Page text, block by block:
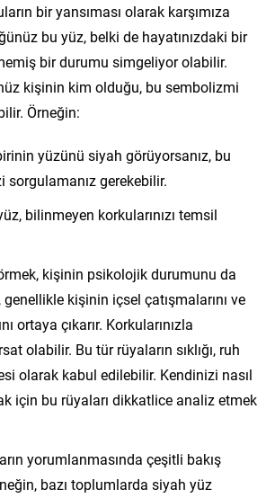
bir yansıması olarak karşımıza
bu yüz, belki de hayatınızdaki bir
bir durumu simgeliyor olabilir.
kişinin kim olduğu, bu sembolizmi
Örneğin:
birinin yüzünü siyah görüyorsanız, bu
gerekebilir.
bilinmeyen korkularınızı temsil
kişinin psikolojik durumunu da
kişinin içsel çatışmalarını ve
ortaya çıkarır. Korkularınızla
olabilir. Bu tür rüyaların sıklığı, ruh
olarak kabul edilebilir. Kendinizi nasıl
için bu rüyaları dikkatlice analiz etmek
yorumlanmasında çeşitli bakış
bazı toplumlarda siyah yüz